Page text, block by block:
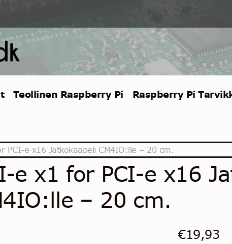
Teollinen Raspberry Pi Raspberry Pi
PCI-e x16 Jatkokaapeli CM4IO:lle – 20 cm.
e x1 for PCI-e x16
– 20 cm.
€19,93